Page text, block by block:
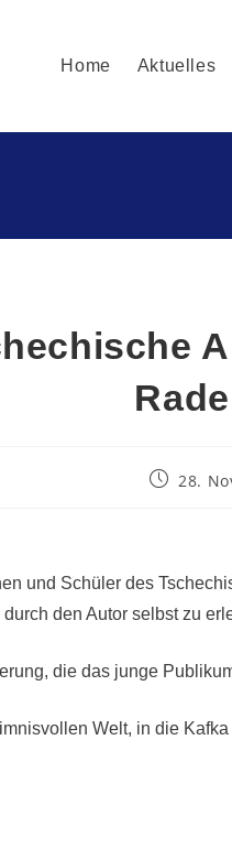
Home Aktuelles
28.
und Schüler des
den Autor selbst zu
die das junge
Welt, in die